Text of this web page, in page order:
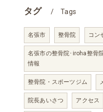
タグ Tags
名張市 整骨院 コン
名張市の整骨院･iroha整骨
情報
整骨院・スポーツジム
院長あいさつ アクセス